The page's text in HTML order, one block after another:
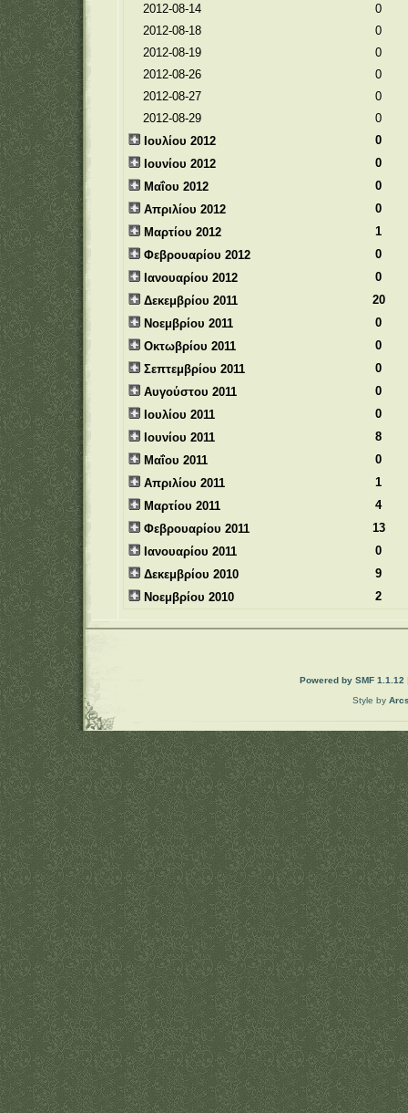
2012-08-14
0
2012-08-18
0
2012-08-19
0
2012-08-26
0
2012-08-27
0
2012-08-29
0
Ιουλίου 2012
0
Ιουνίου 2012
0
Μαΐου 2012
0
Απριλίου 2012
0
Μαρτίου 2012
1
Φεβρουαρίου 2012
0
Ιανουαρίου 2012
0
Δεκεμβρίου 2011
20
Νοεμβρίου 2011
0
Οκτωβρίου 2011
0
Σεπτεμβρίου 2011
0
Αυγούστου 2011
0
Ιουλίου 2011
0
Ιουνίου 2011
8
Μαΐου 2011
0
Απριλίου 2011
1
Μαρτίου 2011
4
Φεβρουαρίου 2011
13
Ιανουαρίου 2011
0
Δεκεμβρίου 2010
9
Νοεμβρίου 2010
2
Powered by SMF 1.1.12
Style by